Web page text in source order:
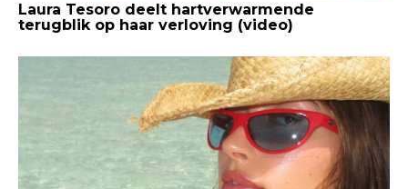
Laura Tesoro deelt hartverwarmende
terugblik op haar verloving (video)